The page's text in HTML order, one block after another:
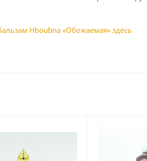
Hboubna «Обожаемая» здесь